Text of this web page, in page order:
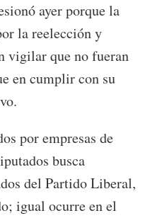
ayer porque la
la reelección y
vigilar que no fueran
en cumplir con su
por empresas de
busca
del Partido Liberal,
igual ocurre en el